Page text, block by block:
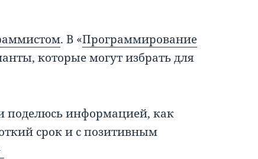
. В «Программирование
которые могут избрать для
поделюсь информацией, как
срок и с позитивным
стать программистом в 30 лет и начать